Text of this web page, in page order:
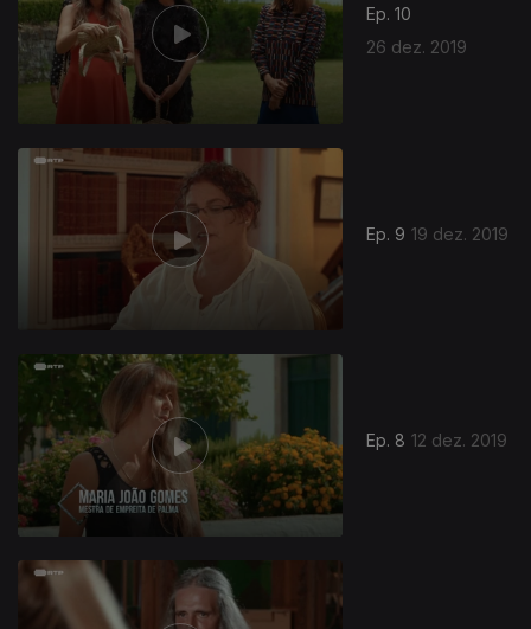
Ep. 10
26 dez. 2019
Ep. 9 19 dez. 2019
Ep. 8 12 dez. 2019